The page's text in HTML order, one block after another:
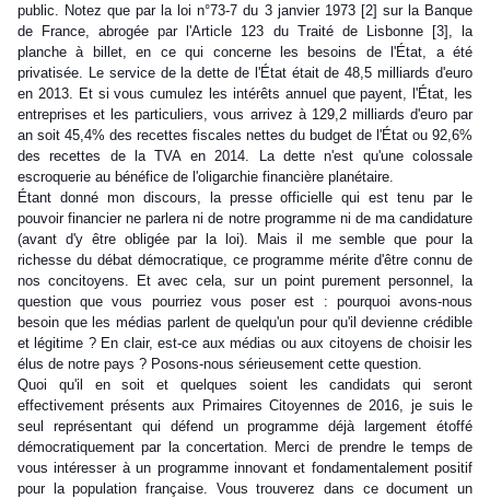
public. Notez que par la loi n°73-7 du 3 janvier 1973 [2] sur la Banque
de France, abrogée par l'Article 123 du Traité de Lisbonne [3], la
planche à billet, en ce qui concerne les besoins de l'État, a été
privatisée. Le service de la dette de l'État était de 48,5 milliards d'euro
en 2013. Et si vous cumulez les intérêts annuel que payent, l'État, les
entreprises et les particuliers, vous arrivez à 129,2 milliards d'euro par
an soit 45,4% des recettes fiscales nettes du budget de l'État ou 92,6%
des recettes de la TVA en 2014. La dette n'est qu'une colossale
escroquerie au bénéfice de l'oligarchie financière planétaire.
Étant donné mon discours, la presse officielle qui est tenu par le
pouvoir financier ne parlera ni de notre programme ni de ma candidature
(avant d'y être obligée par la loi). Mais il me semble que pour la
richesse du débat démocratique, ce programme mérite d'être connu de
nos concitoyens. Et avec cela, sur un point purement personnel, la
question que vous pourriez vous poser est : pourquoi avons-nous
besoin que les médias parlent de quelqu'un pour qu'il devienne crédible
et légitime ? En clair, est-ce aux médias ou aux citoyens de choisir les
élus de notre pays ? Posons-nous sérieusement cette question.
Quoi qu'il en soit et quelques soient les candidats qui seront
effectivement présents aux Primaires Citoyennes de 2016, je suis le
seul représentant qui défend un programme déjà largement étoffé
démocratiquement par la concertation. Merci de prendre le temps de
vous intéresser à un programme innovant et fondamentalement positif
pour la population française. Vous trouverez dans ce document un